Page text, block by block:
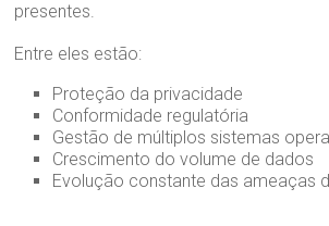
presentes.
Entre eles estão:
Proteção da privacidade
Conformidade regulatória
Gestão de múltiplos sistemas
Crescimento do volume de dados
Evolução constante das ameaças